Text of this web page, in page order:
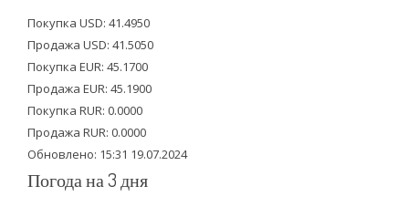
t
e
r
b
o
o
k
u
b
e
Покупка USD: 41.4950
Продажа USD: 41.5050
Покупка EUR: 45.1700
Продажа EUR: 45.1900
Покупка RUR: 0.0000
Продажа RUR: 0.0000
Обновлено: 15:31 19.07.2024
Погода на 3 дня